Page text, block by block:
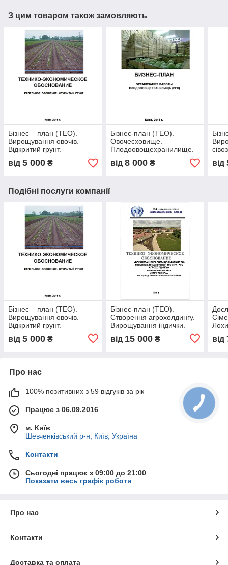
З цим товаром також замовляють
Бізнес – план (ТЕО).
Вирощування овочів.
Відкритий грунт.
Крапельне зрошення.
Картопля капуста перець
від 5 000 ₴
Бізнес-план (ТЕО).
Овочесховище.
Плодоовощехранилище.
Зберігання плодів яблук,
овочів борщового
від 8 000₴ від
Подібні послуги компанії
Бізнес – план (ТЕО).
Вирощування овочів.
Відкритий грунт.
Картопля капуста перець
від 5 000 ₴
Бізнес-план (ТЕО).
Створення агрохолдингу.
Вирощування індички.
Овочівництво крапельне
від 15 000₴ від
Про нас
100% позитивних з 59 відгуків за рік
Працює з 06.09.2016
м. Київ
Шевченківський р-н, Київ, Україна
Контакти
Сьогодні працює з 09:00 до 21:00
Показати весь графік роботи
Про нас
Контакти
Доставка та оплата